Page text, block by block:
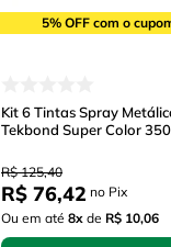
5% OFF com o
Kit 6 Tintas Spray
Tekbond Super Color
R$ 125,40
R$ 76,42 no Pix
Ou em até 8x de R$ 10,06